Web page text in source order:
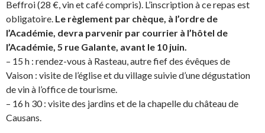
Beffroi (28 €, vin et café compris). L’inscription à ce repas est
obligatoire. Le règlement par chèque, à l’ordre de
l’Académie, devra parvenir par courrier à l’hôtel de
l’Académie, 5 rue Galante, avant le 10 juin.
– 15 h : rendez-vous à Rasteau, autre fief des évêques de
Vaison : visite de l’église et du village suivie d’une dégustation
de vin à l’office de tourisme.
– 16 h 30 : visite des jardins et de la chapelle du château de
Causans.